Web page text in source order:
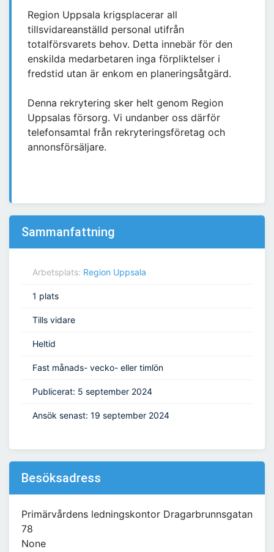
Region Uppsala krigsplacerar all
tillsvidareanställd personal utifrån
totalförsvarets behov. Detta innebär för den
enskilda medarbetaren inga förpliktelser i
fredstid utan är enkom en planeringsåtgärd.
Denna rekrytering sker helt genom Region
Uppsalas försorg. Vi undanber oss därför
telefonsamtal från rekryteringsföretag och
annonsförsäljare.
Sammanfattning
Arbetsplats: Region Uppsala
1 plats
Tills vidare
Heltid
Fast månads- vecko- eller timlön
Publicerat: 5 september 2024
Ansök senast: 19 september 2024
Besöksadress
Primärvårdens ledningskontor Dragarbrunnsgatan
78
None